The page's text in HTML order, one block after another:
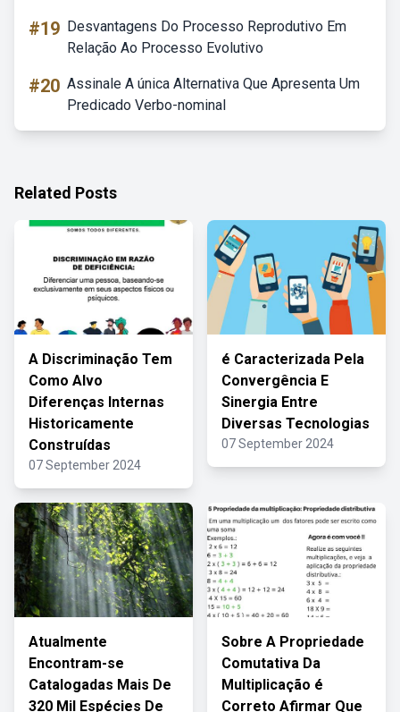
#19 Desvantagens Do Processo Reprodutivo Em
Relação Ao Processo Evolutivo
#20 Assinale A única Alternativa Que Apresenta Um
Predicado Verbo-nominal
Related Posts
A Discriminação Tem
Como Alvo
Diferenças Internas
Historicamente
Construídas
07 September 2024
é Caracterizada Pela
Convergência E
Sinergia Entre
Diversas Tecnologias
07 September 2024
Atualmente
Encontram-se
Catalogadas Mais De
320 Mil Espécies De
Sobre A Propriedade
Comutativa Da
Multiplicação é
Correto Afirmar Que